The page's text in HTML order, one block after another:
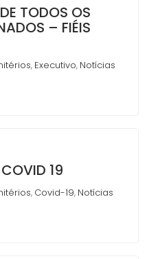
TODOS OS
– FIÉIS
, Executivo, Notícias
19
, Covid-19, Notícias